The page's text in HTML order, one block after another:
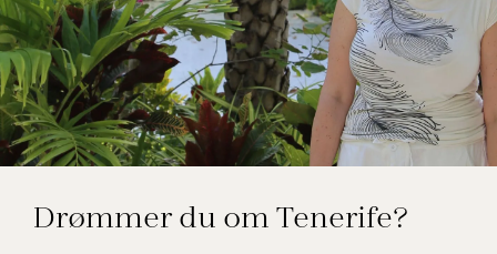
Elsebeth Thomsen
Drømmer du om Tenerife?